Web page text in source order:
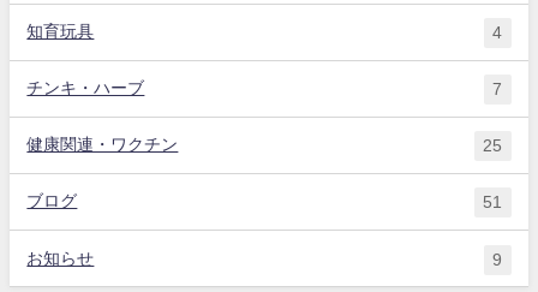
知育玩具 4
チンキ・ハーブ 7
健康関連・ワクチン 25
ブログ 51
お知らせ 9